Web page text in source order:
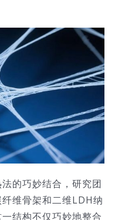
的巧妙结合，研究团
维骨架和二维LDH纳
结构不仅巧妙地整合